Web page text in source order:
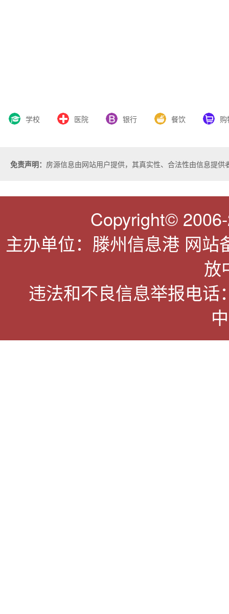
学校 医院 银行 餐饮 购
免责声明： 房源信息由网站用户提供，其真实性、合法性由信息提
Copyright©
主办单位：滕州信息港 网站
放
违法和不良信息举报电